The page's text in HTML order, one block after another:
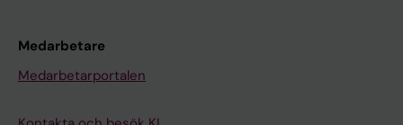
Medarbetare
Medarbetarportalen